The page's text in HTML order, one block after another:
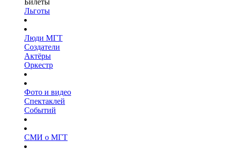
Льготы
Люди МГТ
Создатели
Актёры
Оркестр
Фото и видео
Спектаклей
Событий
СМИ о МГТ